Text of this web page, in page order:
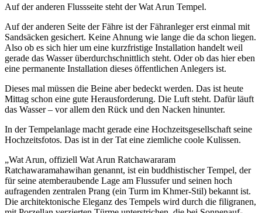
Auf der anderen Flussseite steht der Wat Arun Tempel.
Auf der anderen Seite der Fähre ist der Fähranleger erst einmal mit
Sandsäcken gesichert. Keine Ahnung wie lange die da schon liegen.
Also ob es sich hier um eine kurzfristige Installation handelt weil
gerade das Wasser überdurchschnittlich steht. Oder ob das hier eben
eine permanente Installation dieses öffentlichen Anlegers ist.
Dieses mal müssen die Beine aber bedeckt werden. Das ist heute
Mittag schon eine gute Herausforderung. Die Luft steht. Dafür läuft
das Wasser – vor allem den Rück und den Nacken hinunter.
In der Tempelanlage macht gerade eine Hochzeitsgesellschaft seine
Hochzeitsfotos. Das ist in der Tat eine ziemliche coole Kulissen.
„Wat Arun, offiziell Wat Arun Ratchawararam
Ratchawaramahawihan genannt, ist ein buddhistischer Tempel, der
für seine atemberaubende Lage am Flussufer und seinen hoch
aufragenden zentralen Prang (ein Turm im Khmer-Stil) bekannt ist.
Die architektonische Eleganz des Tempels wird durch die filigranen,